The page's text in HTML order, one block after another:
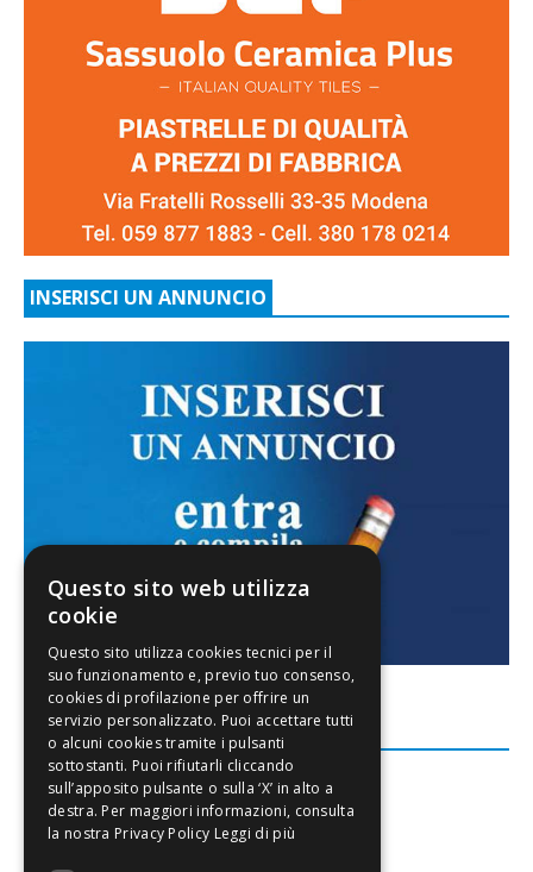
INSERISCI UN ANNUNCIO
FACEBOOK
Questo sito web utilizza
cookie
Leggi di più